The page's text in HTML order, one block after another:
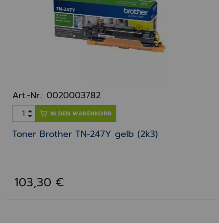
Art.-Nr.: 0020003782
IN DEN WARENKORB
Toner Brother TN-247Y gelb (2k3)
103,30 €